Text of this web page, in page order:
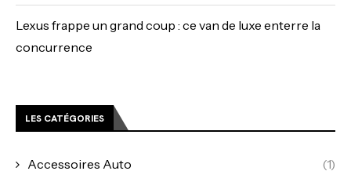
Lexus frappe un grand coup : ce van de luxe enterre la
concurrence
LES CATÉGORIES
Accessoires Auto (1)